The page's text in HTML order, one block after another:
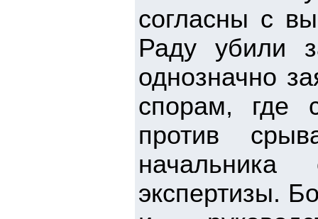
согласны с
Раду убили
однозначно
спорам, где
против
начальника
экспертизы.